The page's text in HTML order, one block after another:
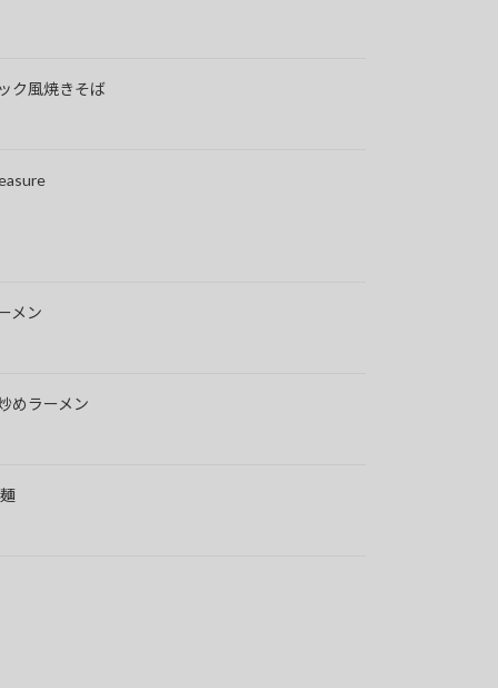
ク風焼きそば
メン
めラーメン